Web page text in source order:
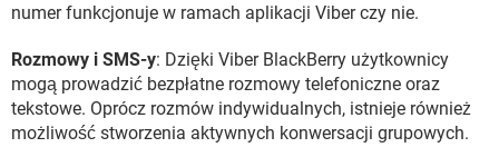
numer funkcjonuje w ramach aplikacji Viber czy nie.
Rozmowy i SMS-y: Dzięki Viber BlackBerry użytkownicy
mogą prowadzić bezpłatne rozmowy telefoniczne oraz
tekstowe. Oprócz rozmów indywidualnych, istnieje również
możliwość stworzenia aktywnych konwersacji grupowych.